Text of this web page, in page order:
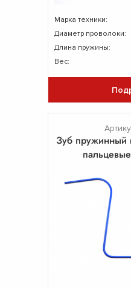
Марка техники:
Диаметр проволоки:
Длина пружины:
Вес:
Зуб пружинный